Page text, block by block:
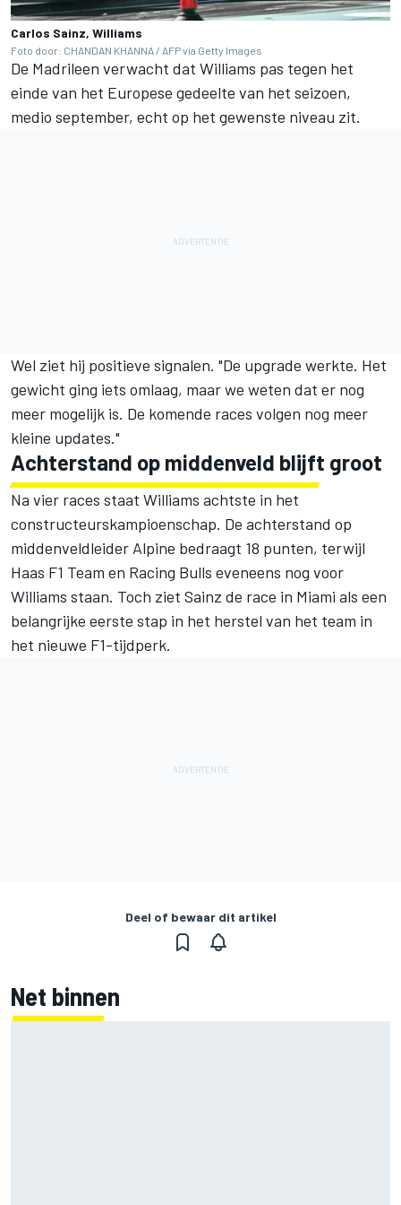
Carlos Sainz, Williams
Foto door: CHANDAN KHANNA / AFP via Getty Images
De Madrileen verwacht dat Williams pas tegen het
einde van het Europese gedeelte van het seizoen,
medio september, echt op het gewenste niveau zit.
Wel ziet hij positieve signalen. "De upgrade werkte. Het
gewicht ging iets omlaag, maar we weten dat er nog
meer mogelijk is. De komende races volgen nog meer
kleine updates."
Achterstand op middenveld blijft groot
Na vier races staat Williams achtste in het
constructeurskampioenschap. De achterstand op
middenveldleider Alpine bedraagt 18 punten, terwijl
Haas F1 Team en Racing Bulls eveneens nog voor
Williams staan. Toch ziet Sainz de race in Miami als een
belangrijke eerste stap in het herstel van het team in
het nieuwe F1-tijdperk.
Deel of bewaar dit artikel
Net binnen